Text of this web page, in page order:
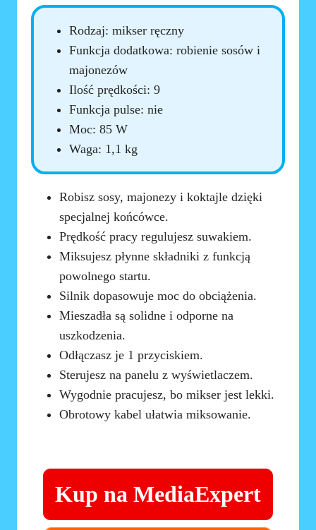
Rodzaj: mikser ręczny
Funkcja dodatkowa: robienie sosów i
majonezów
Ilość prędkości: 9
Funkcja pulse: nie
Moc: 85 W
Waga: 1,1 kg
Robisz sosy, majonezy i koktajle dzięki
specjalnej końcówce.
Prędkość pracy regulujesz suwakiem.
Miksujesz płynne składniki z funkcją
powolnego startu.
Silnik dopasowuje moc do obciążenia.
Mieszadła są solidne i odporne na
uszkodzenia.
Odłączasz je 1 przyciskiem.
Sterujesz na panelu z wyświetlaczem.
Wygodnie pracujesz, bo mikser jest lekki.
Obrotowy kabel ułatwia miksowanie.
Kup na MediaExpert